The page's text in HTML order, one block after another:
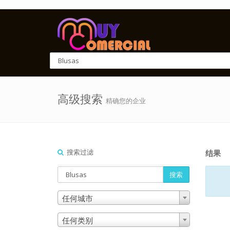
高级搜索 精确您的企业
搜索过滤
搜索
任何城市
任何类别
结果